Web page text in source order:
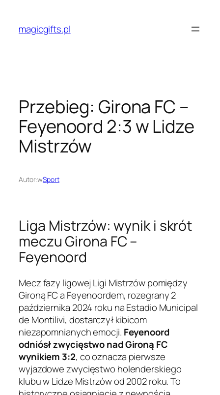
treścimagicgifts.pl
Przebieg: Girona FC –
Feyenoord 2:3 w Lidze
Mistrzów
Autor:wSport
Liga Mistrzów: wynik i skrót
meczu Girona FC –
Feyenoord
Mecz fazy ligowej Ligi Mistrzów pomiędzy
Gironą FC a Feyenoordem, rozegrany 2
października 2024 roku na Estadio Municipal
de Montilivi, dostarczył kibicom
niezapomnianych emocji. Feyenoord
odniósł zwycięstwo nad Gironą FC
wynikiem 3:2, co oznacza pierwsze
wyjazdowe zwycięstwo holenderskiego
klubu w Lidze Mistrzów od 2002 roku. To